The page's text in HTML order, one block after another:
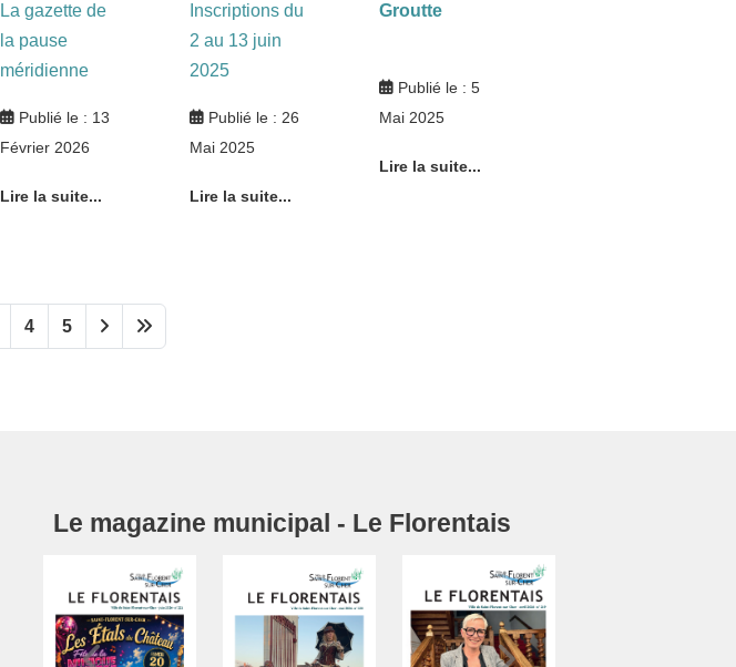
La gazette de
la pause
méridienne
Publié le : 13
Février 2026
Lire la suite...
Inscriptions du
2 au 13 juin
2025
Publié le : 26
Mai 2025
Lire la suite...
Groutte
Publié le : 5
Mai 2025
Lire la suite...
4 5
Le magazine municipal - Le Florentais